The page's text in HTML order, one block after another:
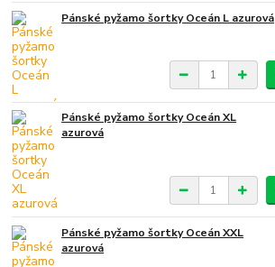
Pánské pyžamo šortky Oceán L azurová
Pánské pyžamo šortky Oceán XL
azurová
Pánské pyžamo šortky Oceán XXL
azurová